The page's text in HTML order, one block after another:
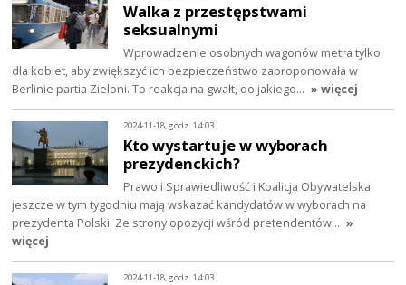
Walka z przestępstwami
seksualnymi
Wprowadzenie osobnych wagonów metra tylko
dla kobiet, aby zwiększyć ich bezpieczeństwo zaproponowała w
Berlinie partia Zieloni. To reakcja na gwałt, do jakiego… » więcej
2024-11-18, godz. 14:03
Kto wystartuje w wyborach
prezydenckich?
Prawo i Sprawiedliwość i Koalicja Obywatelska
jeszcze w tym tygodniu mają wskazać kandydatów w wyborach na
prezydenta Polski. Ze strony opozycji wśród pretendentów… »
więcej
2024-11-18, godz. 14:03